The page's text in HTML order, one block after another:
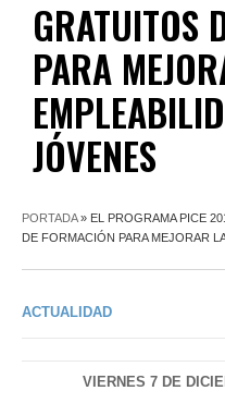
GRATUITOS
PARA
JÓVENES
PORTADA» EL PROGRAMA PICE
DE FORMACIÓN PARA MEJORAR
ACTUALIDAD
VIERNES 7 DE